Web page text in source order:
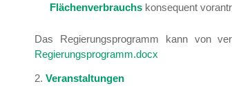
Flächenverbrauchskonsequent
Das Regierungsprogramm kann von
Regierungsprogramm.docx
2. Veranstaltungen